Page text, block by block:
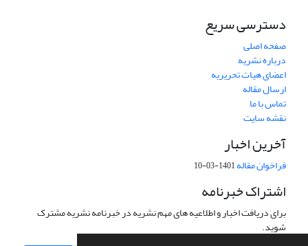
دسترسی سریع
صفحه اصلی
درباره نشریه
اعضای هیات تحریریه
ارسال مقاله
تماس با ما
نقشه سایت
آخرین اخبار
فراخوان مقاله1401-03-10
اشتراک خبرنامه
برای دریافت اخبار و اطلاعیه های مهم نشریه در خبرنامه نشریه مشترک
شوید.